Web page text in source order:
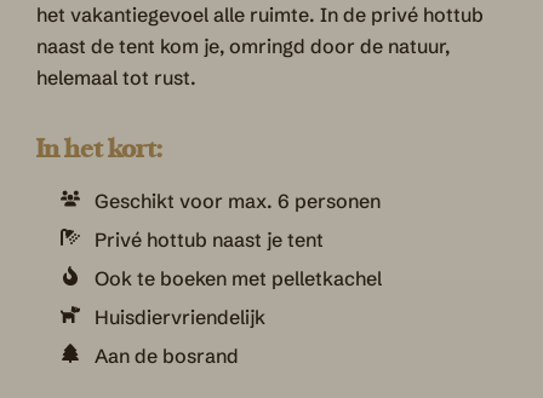
het vakantiegevoel alle ruimte. In de privé hottub
naast de tent kom je, omringd door de natuur,
helemaal tot rust.
In het kort:
Geschikt voor max. 6 personen
Privé hottub naast je tent
Ook te boeken met pelletkachel
Huisdiervriendelijk
Aan de bosrand